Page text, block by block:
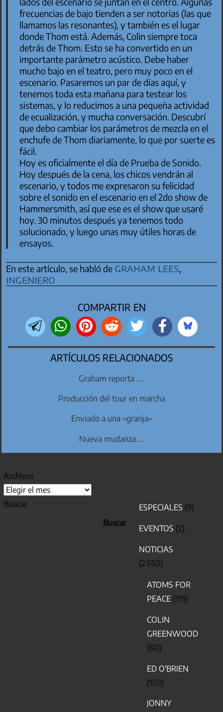
frecuencias de bajo tienden a ser notorias (las que
llamamos las resonantes), y también es el lugar
donde Thom está. Además, Colin siempre toca
detrás de Thom. Esto se ha convertido en un
importante parámetro acústico. Debe haber
mucho bajo en el teatro, pero muy poco en el
escenario. Pasaremos un par de días aquí, y
tenemos toda esta mañana para testear los
sistemas, y lo reducimos a una pequeña actividad
de ecualización, y mucha conversación. Descubrí
que debo cambiar los parámetros de mezcla en el
enchufe de Thom diariamente, lo que por suerte es
fácil.
Hoy es oficialmente el día de Prueba de Sonido.
Hoy después de la cena, los chicos vendrán al
escenario, y todos me expresaron su felicidad
sobre el sonido en el escenario en el 2do show de
Hammersmith, así que ese es el show que usaré
hoy. 30 minutos después ya tenemos todo
solucionado, y luego unas muy útiles horas de
ensayos.
En este artículo, se habló de graham lees,
ingeniero
COMPARTIR EN
ARTÍCULOS RELACIONADOS
Graham reporta …
Producción del tour en marcha
Enviado a una «granja»
Nueva mudanza…
Archivos
Buscar
Buscar
ESPECIALES (9)
EVENTOS (2)
NOTICIAS
(2.650)
ATOMS FOR
PEACE (119)
COLIN
GREENWOOD
(60)
ED O'BRIEN
(103)
JONNY